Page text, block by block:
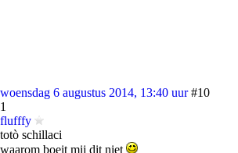
woensdag 6 augustus 2014, 13:40 uur #10
1
flufffy
totò schillaci
waarom boeit mij dit niet